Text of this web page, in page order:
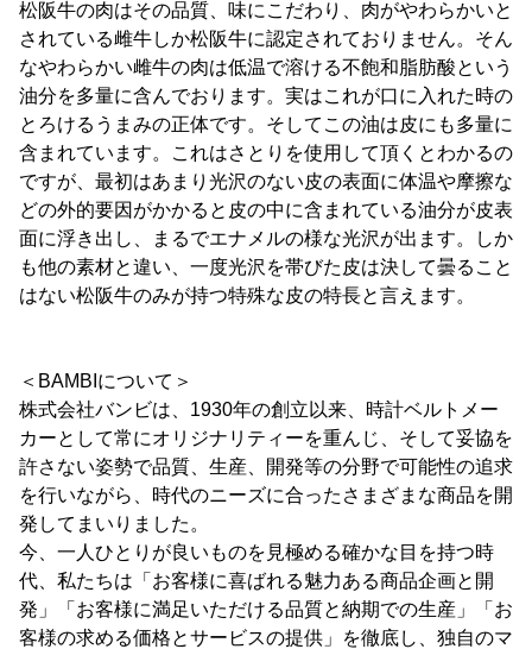
松阪牛の肉はその品質、味にこだわり、肉がやわらかいと
されている雌牛しか松阪牛に認定されておりません。そん
なやわらかい雌牛の肉は低温で溶ける不飽和脂肪酸という
油分を多量に含んでおります。実はこれが口に入れた時の
とろけるうまみの正体です。そしてこの油は皮にも多量に
含まれています。これはさとりを使用して頂くとわかるの
ですが、最初はあまり光沢のない皮の表面に体温や摩擦な
どの外的要因がかかると皮の中に含まれている油分が皮表
面に浮き出し、まるでエナメルの様な光沢が出ます。しか
も他の素材と違い、一度光沢を帯びた皮は決して曇ること
はない松阪牛のみが持つ特殊な皮の特長と言えます。
＜BAMBIについて＞
株式会社バンビは、1930年の創立以来、時計ベルトメー
カーとして常にオリジナリティーを重んじ、そして妥協を
許さない姿勢で品質、生産、開発等の分野で可能性の追求
を行いながら、時代のニーズに合ったさまざまな商品を開
発してまいりました。
今、一人ひとりが良いものを見極める確かな目を持つ時
代、私たちは「お客様に喜ばれる魅力ある商品企画と開
発」「お客様に満足いただける品質と納期での生産」「お
客様の求める価格とサービスの提供」を徹底し、独自のマ